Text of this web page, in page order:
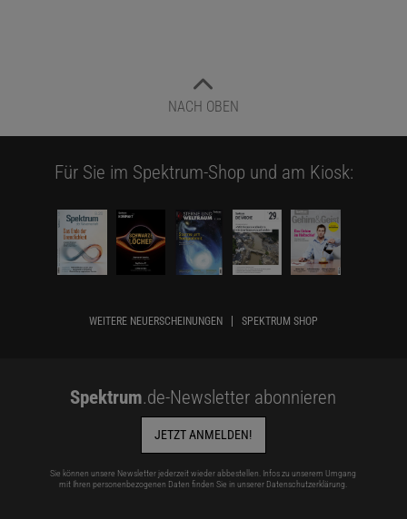
NACH OBEN
Für Sie im Spektrum-Shop und am Kiosk:
WEITERE NEUERSCHEINUNGEN SPEKTRUM SHOP
Spektrum.de-Newsletter abonnieren
JETZT ANMELDEN!
Sie können unsere Newsletter jederzeit wieder abbestellen. Infos zu unserem Umgang
mit Ihren personenbezogenen Daten finden Sie in unserer Datenschutzerklärung